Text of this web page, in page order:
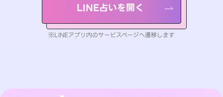
LINE占いを開く
※LINEアプリ内のサービスページへ遷移します